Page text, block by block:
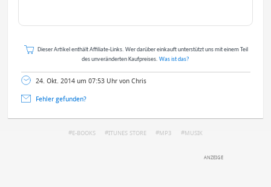
Dieser Artikel enthält Affiliate-Links. Wer darüber einkauft unterstützt uns mit einem Teil
des unveränderten Kaufpreises. Was ist das?
24. Okt. 2014 um 07:53 Uhr von Chris
Fehler gefunden?
E-BOOKS ITUNES STORE MP3 MUSIK